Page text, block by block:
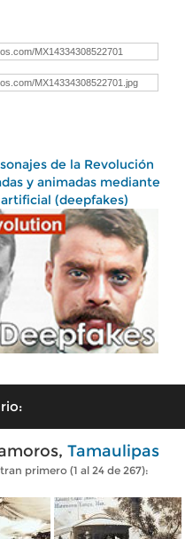
de la Revolución
y animadas mediante
(deepfakes)
Tamaulipas
primero (1 al 24 de 267):